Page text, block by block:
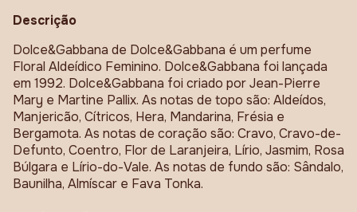
Descrição
Dolce&Gabbana de Dolce&Gabbana é um perfume
Floral Aldeídico Feminino. Dolce&Gabbana foi lançada
em 1992. Dolce&Gabbana foi criado por Jean-Pierre
Mary e Martine Pallix. As notas de topo são: Aldeídos,
Manjericão, Cítricos, Hera, Mandarina, Frésia e
Bergamota. As notas de coração são: Cravo, Cravo-de-
Defunto, Coentro, Flor de Laranjeira, Lírio, Jasmim, Rosa
Búlgara e Lírio-do-Vale. As notas de fundo são: Sândalo,
Baunilha, Almíscar e Fava Tonka.